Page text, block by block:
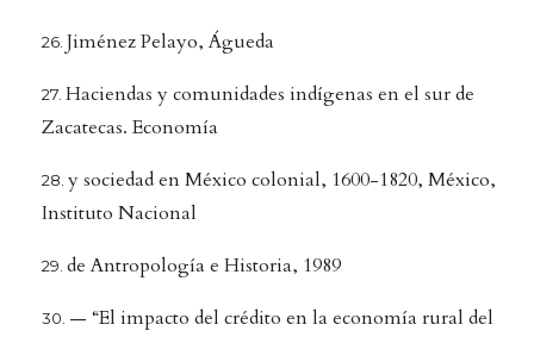
Jiménez Pelayo, Águeda
Haciendas y comunidades indígenas en el sur de
Zacatecas. Economía
y sociedad en México colonial, 1600-1820, México,
Instituto Nacional
de Antropología e Historia, 1989
— “El impacto del crédito en la economía rural del